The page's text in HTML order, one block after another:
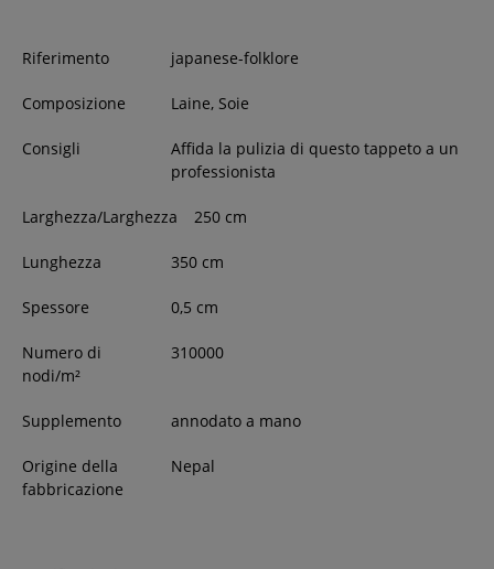
Riferimento japanese-folklore
Composizione Laine, Soie
Consigli
Affida la pulizia di questo tappeto a un
professionista
Larghezza/Larghezza 250 cm
Lunghezza 350cm
Spessore 0,5 cm
Numero di
nodi/m²
310000
Supplemento annodato a mano
Origine della
fabbricazione
Nepal